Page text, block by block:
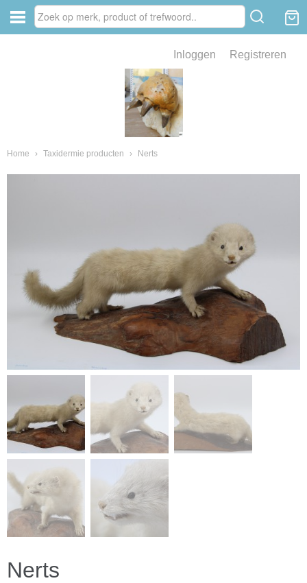
Inloggen Registreren
Home › Taxidermie producten › Nerts
Nerts
van fossielen en mineralen